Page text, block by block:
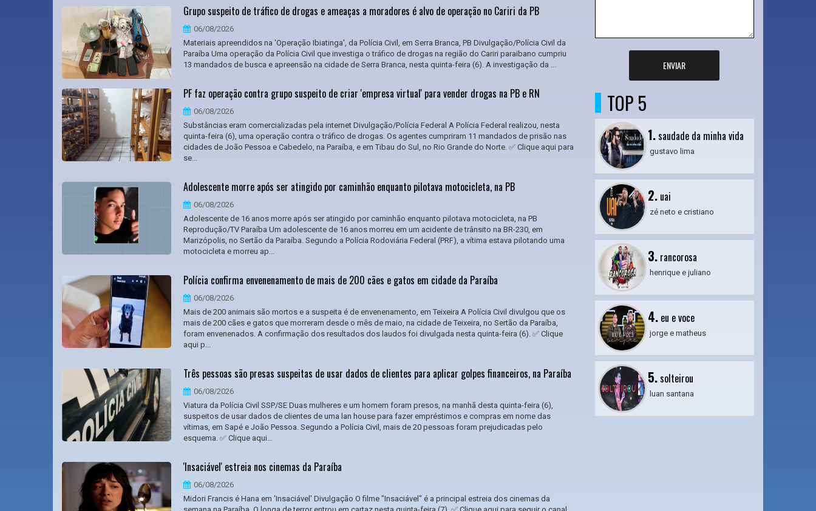
Grupo suspeito de tráfico de drogas e ameaças a moradores é alvo de operação no Cariri da PB
06/08/2026
Materiais apreendidos na 'Operação Ibiatinga', da Polícia Civil, em Serra Branca, PB Divulgação/Polícia Civil da
Paraíba Uma operação da Polícia Civil que investiga o tráfico de drogas na região do Cariri paraibano cumpriu
13 mandados de busca e apreensão na cidade de Serra Branca, nesta quinta-feira (6). A investigação da ...
PF faz operação contra grupo suspeito de criar 'empresa virtual' para vender drogas na PB e RN
06/08/2026
Substâncias eram comercializadas pela internet Divulgação/Polícia Federal A Polícia Federal realizou, nesta
quinta-feira (6), uma operação contra o tráfico de drogas. Os agentes cumpriram 11 mandados de prisão nas
cidades de João Pessoa e Cabedelo, na Paraíba, e em Tibau do Sul, no Rio Grande do Norte. ✅ Clique aqui para
se...
Adolescente morre após ser atingido por caminhão enquanto pilotava motocicleta, na PB
06/08/2026
Adolescente de 16 anos morre após ser atingido por caminhão enquanto pilotava motocicleta, na PB
Reprodução/TV Paraíba Um adolescente de 16 anos morreu em um acidente de trânsito na BR-230, em
Marizópolis, no Sertão da Paraíba. Segundo a Polícia Rodoviária Federal (PRF), a vítima estava pilotando uma
motocicleta e morreu ap...
Polícia confirma envenenamento de mais de 200 cães e gatos em cidade da Paraíba
06/08/2026
Mais de 200 animais são mortos e a suspeita é de envenenamento, em Teixeira A Polícia Civil divulgou que os
mais de 200 cães e gatos que morreram desde o mês de maio, na cidade de Teixeira, no Sertão da Paraíba,
foram envenenados. A confirmação dos resultados dos laudos foi divulgada nesta quinta-feira (6). ✅ Clique
aqui p...
Três pessoas são presas suspeitas de usar dados de clientes para aplicar golpes financeiros, na Paraíba
06/08/2026
Viatura da Polícia Civil SSP/SE Duas mulheres e um homem foram presos, na manhã desta quinta-feira (6),
suspeitos de usar dados de clientes de uma lan house para fazer empréstimos e compras em nome das
vítimas, em Sapé e João Pessoa. Segundo a Polícia Civil, mais de 20 pessoas foram prejudicadas pelo
esquema. ✅ Clique aqui...
'Insaciável' estreia nos cinemas da Paraíba
06/08/2026
Midori Francis é Hana em 'Insaciável' Divulgação O filme "Insaciável" é a principal estreia dos cinemas da
ENVIAR
TOP 5
1.saudade da minha vida
gustavo lima
2.uai
zé neto e cristiano
3.rancorosa
henrique e juliano
4.eu e voce
jorge e matheus
5.solteirou
luan santana